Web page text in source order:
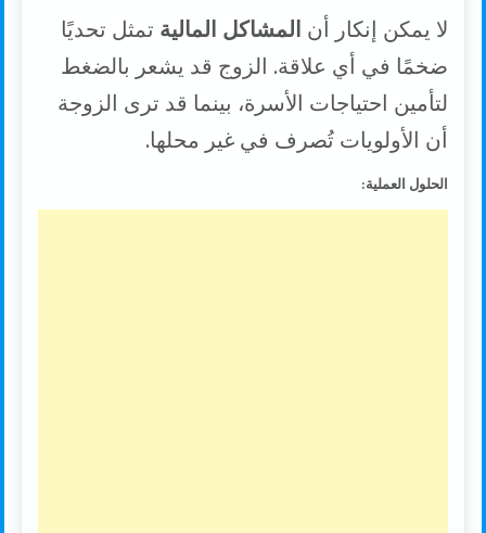
لا يمكن إنكار أن المشاكل المالية تمثل تحديًا
ضخمًا في أي علاقة. الزوج قد يشعر بالضغط
لتأمين احتياجات الأسرة، بينما قد ترى الزوجة
أن الأولويات تُصرف في غير محلها.
الحلول العملية: